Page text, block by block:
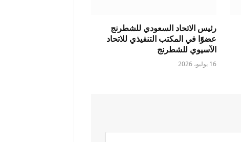
رئيس الاتحاد السعودي للشطرنج
عضوًا في المكتب التنفيذي للاتحاد
الآسيوي للشطرنج
16 يوليو، 2026